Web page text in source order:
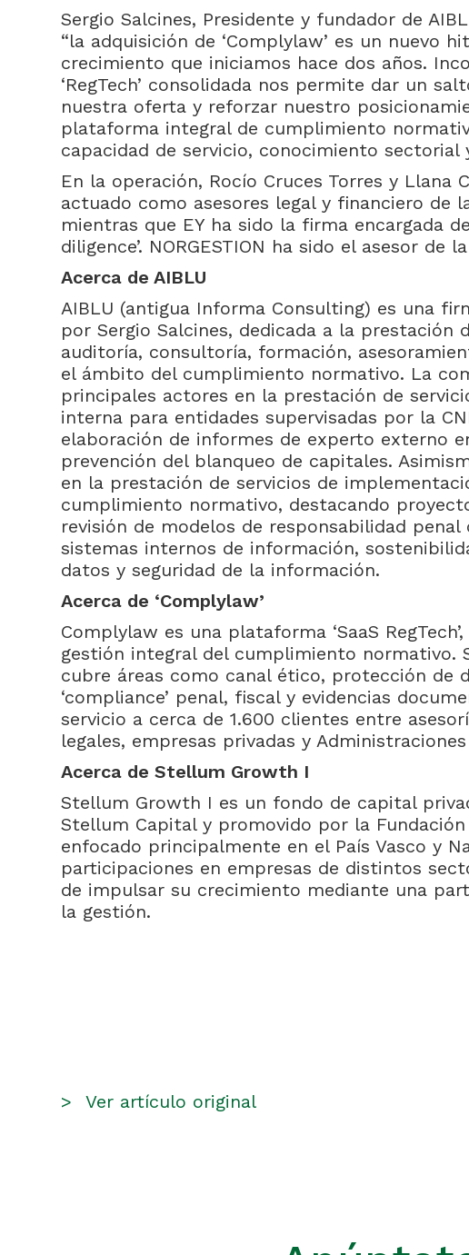
Sergio Salcines, Presidente y fundador de
“la adquisición de ‘Complylaw’ es un nuevo
crecimiento que iniciamos hace dos años.
‘RegTech’ consolidada nos permite dar un
nuestra oferta y reforzar nuestro
plataforma integral de cumplimiento
capacidad de servicio, conocimiento sectorial
En la operación, Rocío Cruces Torres y Llana
actuado como asesores legal y financiero de
mientras que EY ha sido la firma encargada
diligence’. NORGESTION ha sido el asesor de
Acerca de AIBLU
AIBLU (antigua Informa Consulting) es una
por Sergio Salcines, dedicada a la prestación
auditoría, consultoría, formación,
el ámbito del cumplimiento normativo. La
principales actores en la prestación de
interna para entidades supervisadas por la
elaboración de informes de experto externo
prevención del blanqueo de capitales.
en la prestación de servicios de
cumplimiento normativo, destacando
revisión de modelos de responsabilidad penal
sistemas internos de información,
datos y seguridad de la información.
Acerca de ‘Complylaw’
Complylaw es una plataforma ‘SaaS
gestión integral del cumplimiento normativo.
cubre áreas como canal ético, protección de
‘compliance’ penal, fiscal y evidencias
servicio a cerca de 1.600 clientes entre
legales, empresas privadas y
Acerca de Stellum Growth I
Stellum Growth I es un fondo de capital
Stellum Capital y promovido por la
enfocado principalmente en el País Vasco y
participaciones en empresas de distintos
de impulsar su crecimiento mediante una
la gestión.
> Ver artículo original